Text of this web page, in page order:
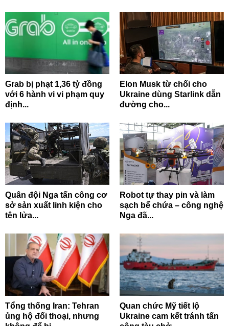
Grab bị phạt 1,36 tỷ đồng
với 6 hành vi vi phạm quy
định...
Elon Musk từ chối cho
Ukraine dùng Starlink dẫn
đường cho...
Quân đội Nga tấn công cơ
sở sản xuất linh kiện cho
tên lửa...
Robot tự thay pin và làm
sạch bể chứa – công nghệ
Nga đã...
Tổng thống Iran: Tehran
ủng hộ đối thoại, nhưng
Quan chức Mỹ tiết lộ
Ukraine cam kết tránh tấn